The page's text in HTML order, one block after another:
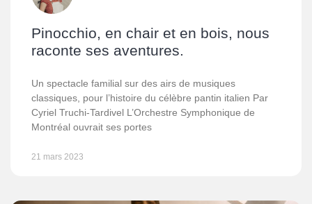
Pinocchio, en chair et en bois, nous
raconte ses aventures.
Un spectacle familial sur des airs de musiques
classiques, pour l’histoire du célèbre pantin italien Par
Cyriel Truchi-Tardivel L’Orchestre Symphonique de
Montréal ouvrait ses portes
21 mars 2023